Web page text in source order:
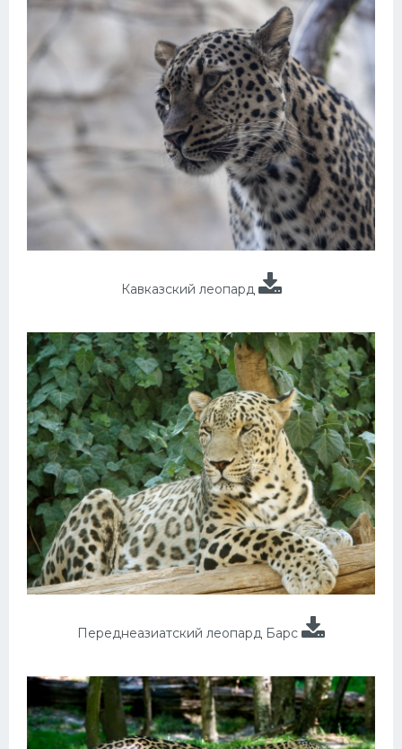
Кавказский леопард
Переднеазиатский леопард Барс